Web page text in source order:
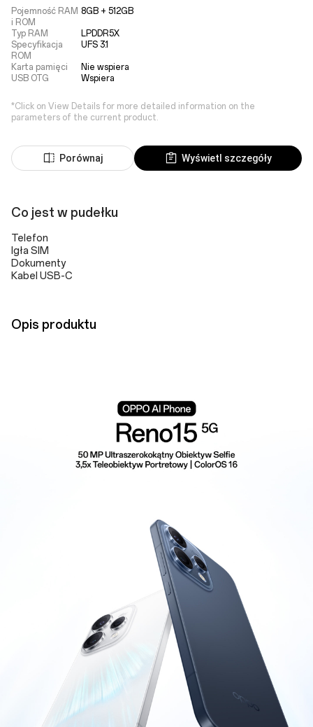
Pojemność RAM
i ROM
8GB + 512GB
Typ RAM
LPDDR5X
Specyfikacja
ROM
UFS 3.1
Karta pamięci
Nie wspiera
USB OTG
Wspiera
*Click on View Details for more detailed information on the
parameters of the current product.
Porównaj Wyświetl szczegóły
Co jest w pudełku
Telefon
Igła SIM
Dokumenty
Kabel USB-C
Opis produktu